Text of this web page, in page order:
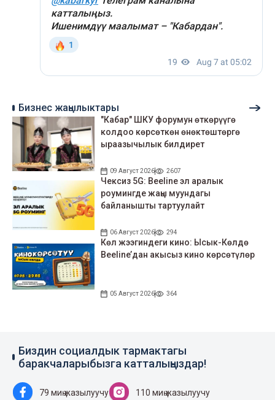
Бизнес жаңылыктары
"Кабар" ШКУ форумун өткөрүүгө
колдоо көрсөткөн өнөктөштөргө
ыраазычылык билдирет
09 Август 2026 2607
Чексиз 5G: Beeline эл аралык
роумингде жаңы муундагы
байланышты тартуулайт
06 Август 2026 294
Көл жээгиндеги кино: Ысык-Көлдө
Beeline’дан акысыз кино көрсөтүлөр
05 Август 2026 364
Биздин социалдык тармактагы
баракчаларыбызга катталыңыздар!
79 миң жазылуучу 110 миң жазылуучу